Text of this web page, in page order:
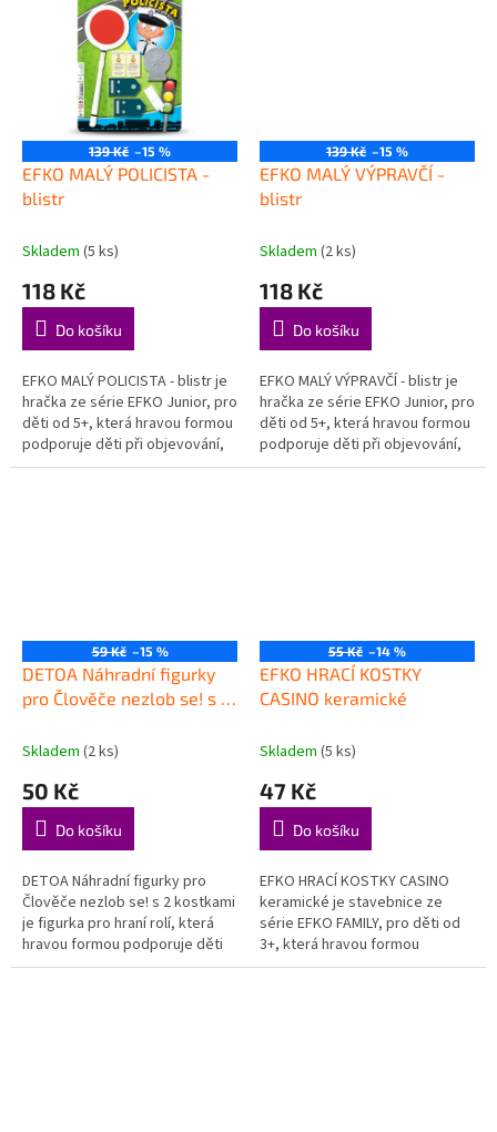
139 Kč –15 %
EFKO MALÝ POLICISTA -
blistr
Skladem (5 ks)
118 Kč
Do košíku
EFKO MALÝ POLICISTA - blistr je
hračka ze série EFKO Junior, pro
děti od 5+, která hravou formou
podporuje děti při objevování,
hraní a rozvoji důležitých
139 Kč –15 %
EFKO MALÝ VÝPRAVČÍ -
blistr
Skladem (2 ks)
118 Kč
Do košíku
EFKO MALÝ VÝPRAVČÍ - blistr je
hračka ze série EFKO Junior, pro
děti od 5+, která hravou formou
podporuje děti při objevování,
hraní a rozvoji důležitých
59 Kč –15 %
DETOA Náhradní figurky
pro Člověče nezlob se! s 2
Skladem (2 ks)
50 Kč
Do košíku
DETOA Náhradní figurky pro
Člověče nezlob se! s 2 kostkami
je figurka pro hraní rolí, která
hravou formou podporuje děti
při objevování, hraní a rozvoji
55 Kč –14 %
EFKO HRACÍ KOSTKY
CASINO keramické
Skladem (5 ks)
47 Kč
Do košíku
EFKO HRACÍ KOSTKY CASINO
keramické je stavebnice ze
série EFKO FAMILY, pro děti od
3+, která hravou formou
podporuje děti při objevování,